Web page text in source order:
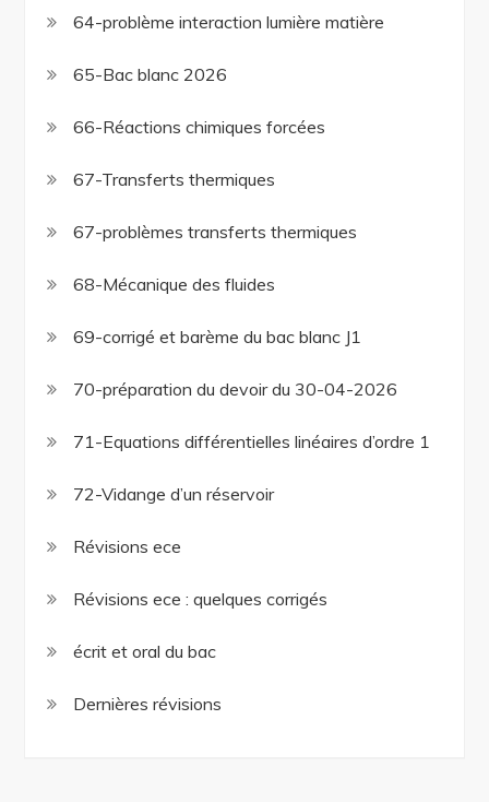
64-problème interaction lumière matière
65-Bac blanc 2026
66-Réactions chimiques forcées
67-Transferts thermiques
67-problèmes transferts thermiques
68-Mécanique des fluides
69-corrigé et barème du bac blanc J1
70-préparation du devoir du 30-04-2026
71-Equations différentielles linéaires d’ordre 1
72-Vidange d’un réservoir
Révisions ece
Révisions ece : quelques corrigés
écrit et oral du bac
Dernières révisions